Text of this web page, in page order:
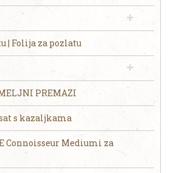
| Folija za pozlatu
PREMAZI
s kazaljkama
Connoisseur Mediumi za